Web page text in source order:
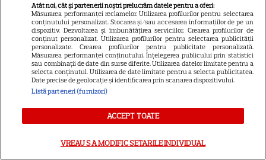
ULTIMA ORĂ! Încă un afacerist
cunoscut a plecat fulgerător!
Fost acționar TV la una dintre
cele mai cunoscute televiziuni
România, mort la doar 60 de
ani!
Atât noi, cât și partenerii noștri prelucrăm datele pentru a oferi:
Măsurarea performanței reclamelor. Utilizarea profilurilor pentru selectarea
conținutului personalizat. Stocarea și/sau accesarea informațiilor de pe un
dispozitiv. Dezvoltarea și îmbunătățirea serviciilor. Crearea profilurilor de
conținut personalizat. Utilizarea profilurilor pentru selectarea publicității
personalizate. Crearea profilurilor pentru publicitate personalizată.
Măsurarea performanței conținutului. Înțelegerea publicului prin statistici
sau combinații de date din surse diferite. Utilizarea datelor limitate pentru a
selecta conținutul. Utilizarea de date limitate pentru a selecta publicitatea.
Date precise de geolocație și identificarea prin scanarea dispozitivului.
Listă parteneri (furnizori)
ACCEPT TOATE
VREAU SA MODIFIC SETARILE INDIVIDUAL